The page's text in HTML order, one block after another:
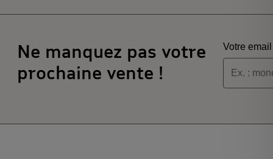
Ne manquez pas votre
prochaine vente !
Votre email
Je